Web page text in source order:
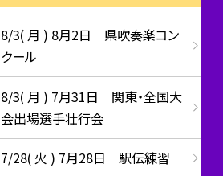
8/3( 月 ) 8月2日 県吹奏楽コン
クール
8/3( 月 ) 7月31日 関東・全国大
会出場選手壮行会
7/28( 火 ) 7月28日 駅伝練習